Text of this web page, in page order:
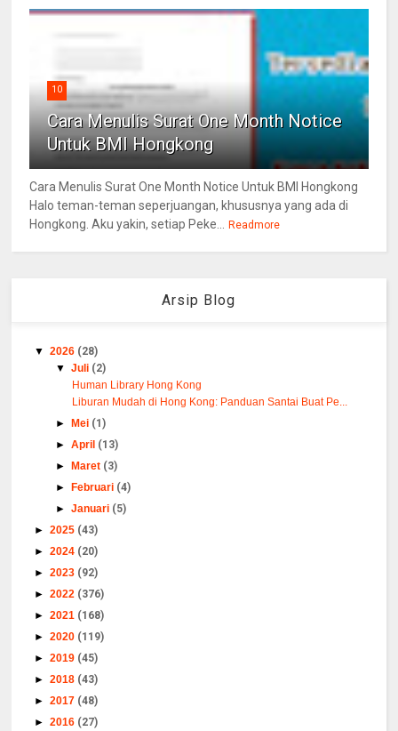
10
Cara Menulis Surat One Month Notice
Untuk BMI Hongkong
Cara Menulis Surat One Month Notice Untuk BMI Hongkong
Halo teman-teman seperjuangan, khususnya yang ada di
Hongkong. Aku yakin, setiap Peke... Readmore
Arsip Blog
▼2026 (28)
▼Juli (2)
Human Library Hong Kong
Liburan Mudah di Hong Kong: Panduan Santai Buat Pe...
►
Mei (1)
►April (13)
►
Maret (3)
►
Februari (4)
►Januari (5)
►2025 (43)
►2024 (20)
►2023 (92)
►2022 (376)
►2021 (168)
►2020 (119)
►2019 (45)
►2018 (43)
►2017 (48)
►2016 (27)